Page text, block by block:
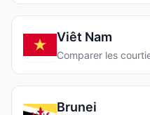
Viêt Nam
Comparer les
Brunei